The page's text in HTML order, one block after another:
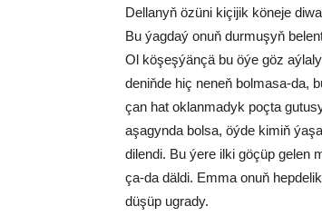
Dellanyň özü­ni ki­çi­jik kö­ne­je
Bu ýag­daý onuň dur­mu­şyň
Ol kö­şeş­ýän­çä bu öýe göz
de­niň­de hiç ne­neň bol­ma­sa-da,
çan hat ok­lan­ma­dyk poç­ta
aşa­gyn­da bol­sa, öý­de ki­miň
di­len­di. Bu ýe­re il­ki gö­çüp ge­len
ça-da däl­di. Em­ma onuň
dü­şüp ug­ra­dy.